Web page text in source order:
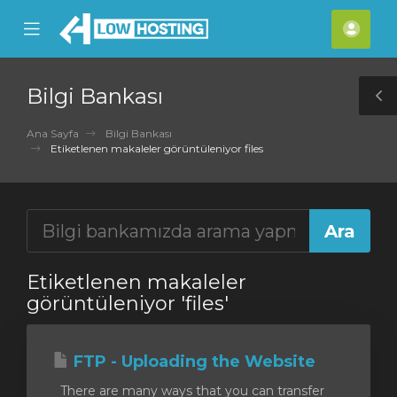
Mobile
Menu
Bilgi Bankası
Ana Sayfa
Bilgi Bankası
Etiketlenen makaleler görüntüleniyor files
Etiketlenen makaleler
görüntüleniyor 'files'
FTP - Uploading the Website
There are many ways that you can transfer